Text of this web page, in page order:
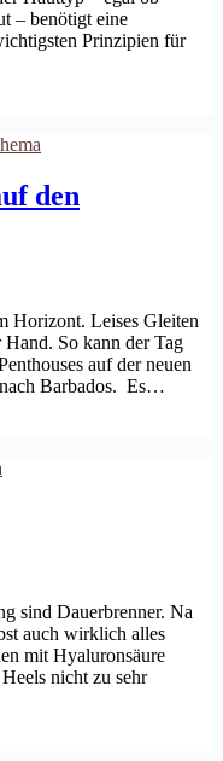
– benötigt eine
Prinzipien für
den
Horizont. Leises Gleiten
So kann der Tag
auf der neuen
Barbados. Es…
sind Dauerbrenner. Na
auch wirklich alles
mit Hyaluronsäure
nicht zu sehr